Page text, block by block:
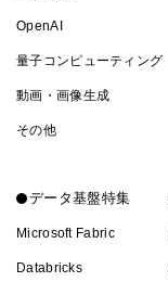
OpenAI
量子コンピューティング
動画・画像生成
その他
データ基盤特集
Microsoft Fabric
Databricks